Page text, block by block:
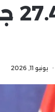
يونيو 11, 2026